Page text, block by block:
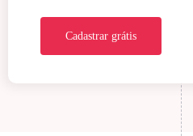
Cadastrar grátis